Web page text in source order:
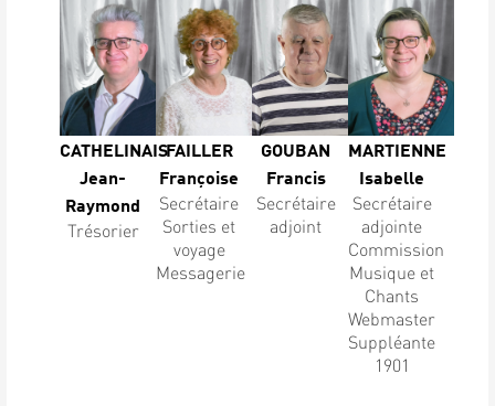
CATHELINAIS
Jean-
Raymond
Trésorier
FAILLER
Françoise
Secrétaire
Sorties et
voyage
Messagerie
GOUBAN
Francis
Secrétaire
adjoint
MARTIENNE
Isabelle
Secrétaire
adjointe
Commission
Musique et
Chants
Webmaster
Suppléante
1901